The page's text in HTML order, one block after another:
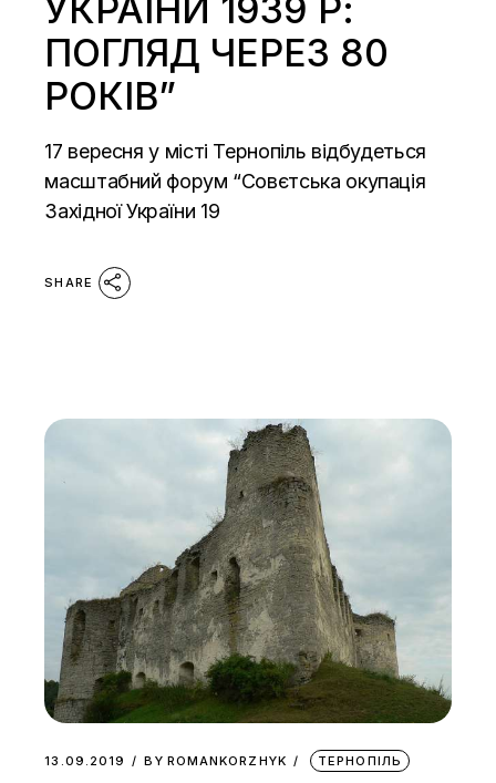
ПОГЛЯД ЧЕРЕЗ 80
РОКІВ”
17 вересня у місті Тернопіль відбудеться
масштабний форум “Совєтська окупація
Західної України 19
SHARE
13.09.2019 BY ROMANKORZHYK ТЕРНОПІЛЬ